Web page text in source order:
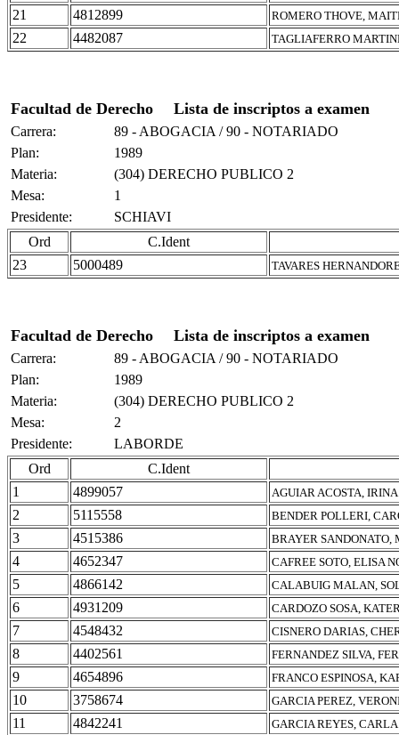
21 4812899 ROMERO THOVE,
22 4482087 TAGLIAFERRO
Facultad de Derecho Lista de inscriptos a examen
Carrera:
89 - ABOGACIA / 90 - NOTARIADO
Plan:
1989
Materia:
(304) DERECHO PUBLICO 2
Mesa:
1
Presidente:
SCHIAVI
Ord
C.Ident
23
5000489 TAVARES
Facultad de Derecho Lista de inscriptos a examen
Carrera:
89 - ABOGACIA / 90 - NOTARIADO
Plan:
1989
Materia:
(304) DERECHO PUBLICO 2
Mesa:
2
Presidente:
LABORDE
Ord
C.Ident
1
4899057 AGUIAR ACOSTA,
2 5115558 BENDER POLLERI,
3 4515386 BRAYER SANDONATO,
4 4652347 CAFREE SOTO, ELISA
5 4866142 CALABUIG MALAN,
6 4931209 CARDOZO SOSA,
7 4548432 CISNERO DARIAS,
8 4402561 FERNANDEZ SILVA,
9 4654896 FRANCO ESPINOSA,
10 3758674 GARCIA PEREZ,
11 4842241 GARCIA REYES,